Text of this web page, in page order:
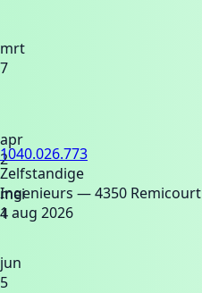
mrt
7
apr
2
mei
4
jun
5
1040.026.773
Zelfstandige
Ingenieurs — 4350 Remicourt
1 aug 2026